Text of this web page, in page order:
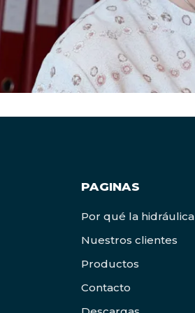
PAGINAS
Por qué la hidráulica
Nuestros clientes
Productos
Contacto